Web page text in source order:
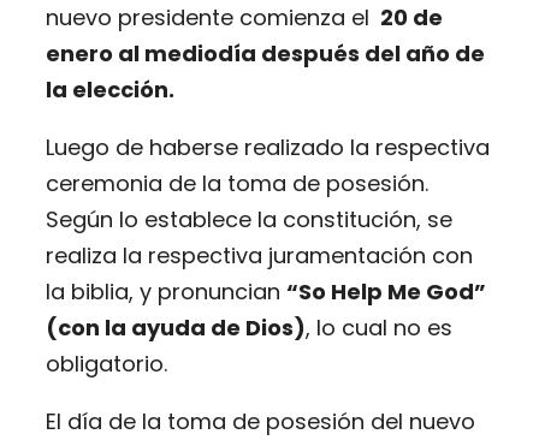
nuevo presidente comienza el 20 de
enero al mediodía después del año de
la elección.
Luego de haberse realizado la respectiva
ceremonia de la toma de posesión.
Según lo establece la constitución, se
realiza la respectiva juramentación con
la biblia, y pronuncian “So Help Me God”
(con la ayuda de Dios), lo cual no es
obligatorio.
El día de la toma de posesión del nuevo